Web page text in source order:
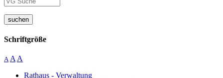
suchen
Schriftgröße
A A A
Rathaus - Verwaltung